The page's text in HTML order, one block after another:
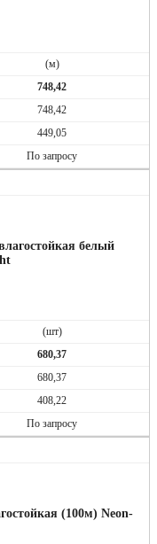
(м)
748,42
748,42
449,05
По запросу
белый
(шт)
680,37
680,37
408,22
По запросу
(100м) Neon-